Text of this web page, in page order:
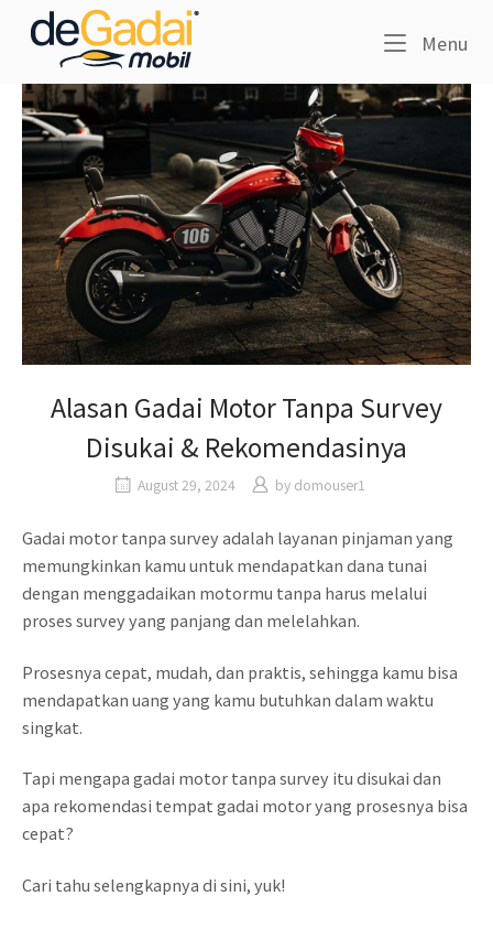
content
Home
Menu
Alasan Gadai Motor Tanpa Survey
Disukai & Rekomendasinya
August 29, 2024 by domouser1
Gadai motor tanpa survey adalah layanan pinjaman yang
memungkinkan kamu untuk mendapatkan dana tunai
dengan menggadaikan motormu tanpa harus melalui
proses survey yang panjang dan melelahkan.
Prosesnya cepat, mudah, dan praktis, sehingga kamu bisa
mendapatkan uang yang kamu butuhkan dalam waktu
singkat.
Tapi mengapa gadai motor tanpa survey itu disukai dan
apa rekomendasi tempat gadai motor yang prosesnya bisa
cepat?
Cari tahu selengkapnya di sini, yuk!